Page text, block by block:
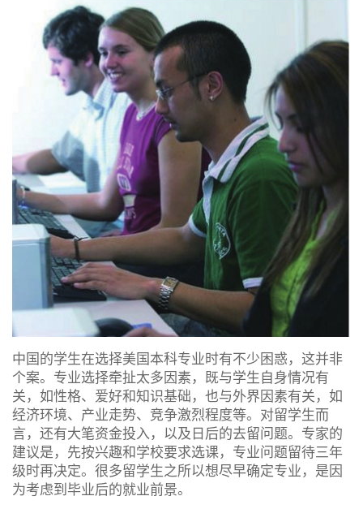
中国的学生在选择美国本科专业时有不少困惑，这并非
个案。专业选择牵扯太多因素，既与学生自身情况有
关，如性格、爱好和知识基础，也与外界因素有关，如
经济环境、产业走势、竞争激烈程度等。对留学生而
言，还有大笔资金投入，以及日后的去留问题。专家的
建议是，先按兴趣和学校要求选课，专业问题留待三年
级时再决定。很多留学生之所以想尽早确定专业，是因
为考虑到毕业后的就业前景。